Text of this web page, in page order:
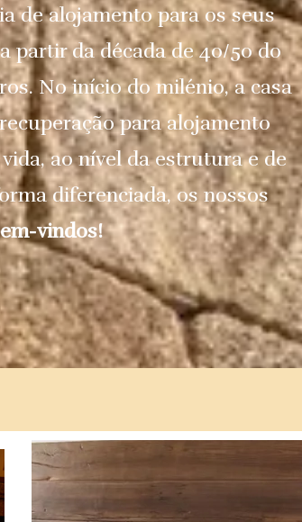
de alojamento para os seus
partir da década de 40/50 do
No início do milénio, a casa
para alojamento
ao nível da estrutura e de
diferenciada, os nossos
vindos!